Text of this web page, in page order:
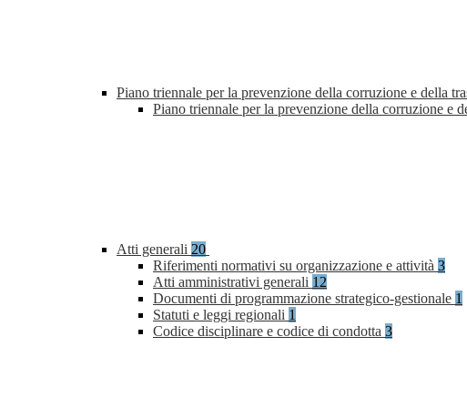
Piano triennale per la prevenzione della corruzione e della
Piano triennale per la prevenzione della corruzione e
Atti generali 20
Riferimenti normativi su organizzazione e attività 3
Atti amministrativi generali 12
Documenti di programmazione strategico-gestionale 1
Statuti e leggi regionali 1
Codice disciplinare e codice di condotta 3